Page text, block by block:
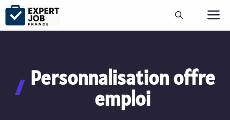
Aller
contenu
Personnalisation offre
emploi